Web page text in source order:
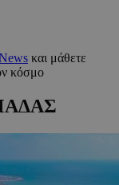
και μάθετε
κόσμο